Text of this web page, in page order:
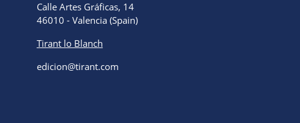
Calle Artes Gráficas, 14
46010 - Valencia (Spain)
Tirant lo Blanch
edicion@tirant.com